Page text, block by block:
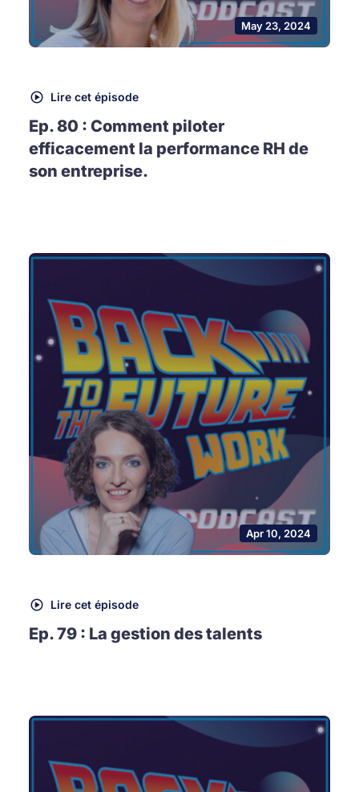
May 23, 2024
Lire cet épisode
Ep. 80 : Comment piloter
efficacement la performance RH de
son entreprise.
Apr 10, 2024
Lire cet épisode
Ep. 79 : La gestion des talents